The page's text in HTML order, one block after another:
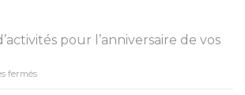
pour l’anniversaire de vos
ferméssur